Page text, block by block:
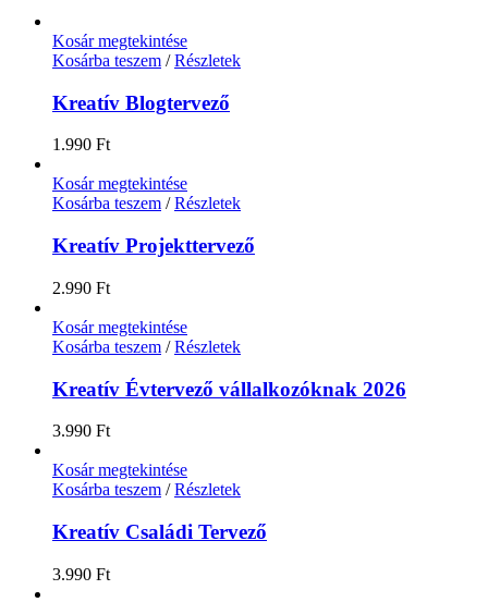
Kosár megtekintése
Kosárba teszem / Részletek
Kreatív Blogtervező
1.990 Ft
Kosár megtekintése
Kosárba teszem / Részletek
Kreatív Projekttervező
2.990 Ft
Kosár megtekintése
Kosárba teszem / Részletek
Kreatív Évtervező vállalkozóknak 2026
3.990 Ft
Kosár megtekintése
Kosárba teszem / Részletek
Kreatív Családi Tervező
3.990 Ft